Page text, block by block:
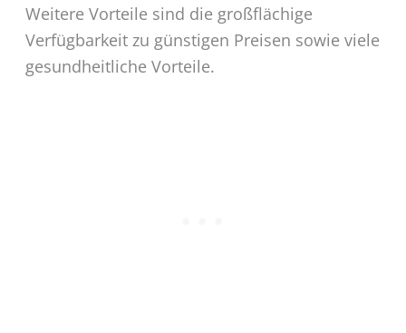
Weitere Vorteile sind die großflächige
Verfügbarkeit zu günstigen Preisen sowie viele
gesundheitliche Vorteile.